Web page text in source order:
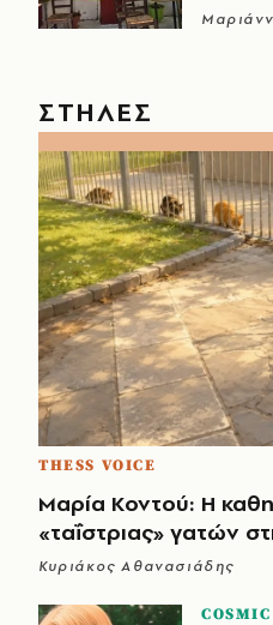
ΣΤΗΛΕΣ
THESS VOICE
Μαρία Κοντού: Η
«ταΐστριας» γατών
Κυριάκος Αθανασιάδης